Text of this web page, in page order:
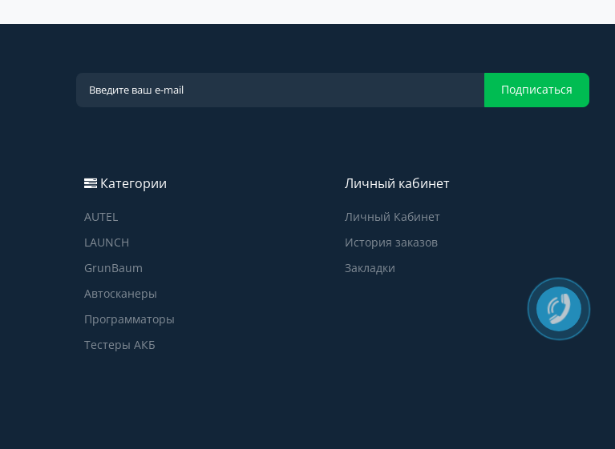
Подписаться
Категории
AUTEL
LAUNCH
GrunBaum
Автосканеры
Программаторы
Тестеры АКБ
Личный кабинет
Личный Кабинет
История заказов
Закладки